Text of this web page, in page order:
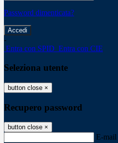
Password dimenticata?
-
Entra con SPID Entra con CIE
Seleziona utente
button close ×
Recupero password
button close ×
E-mail